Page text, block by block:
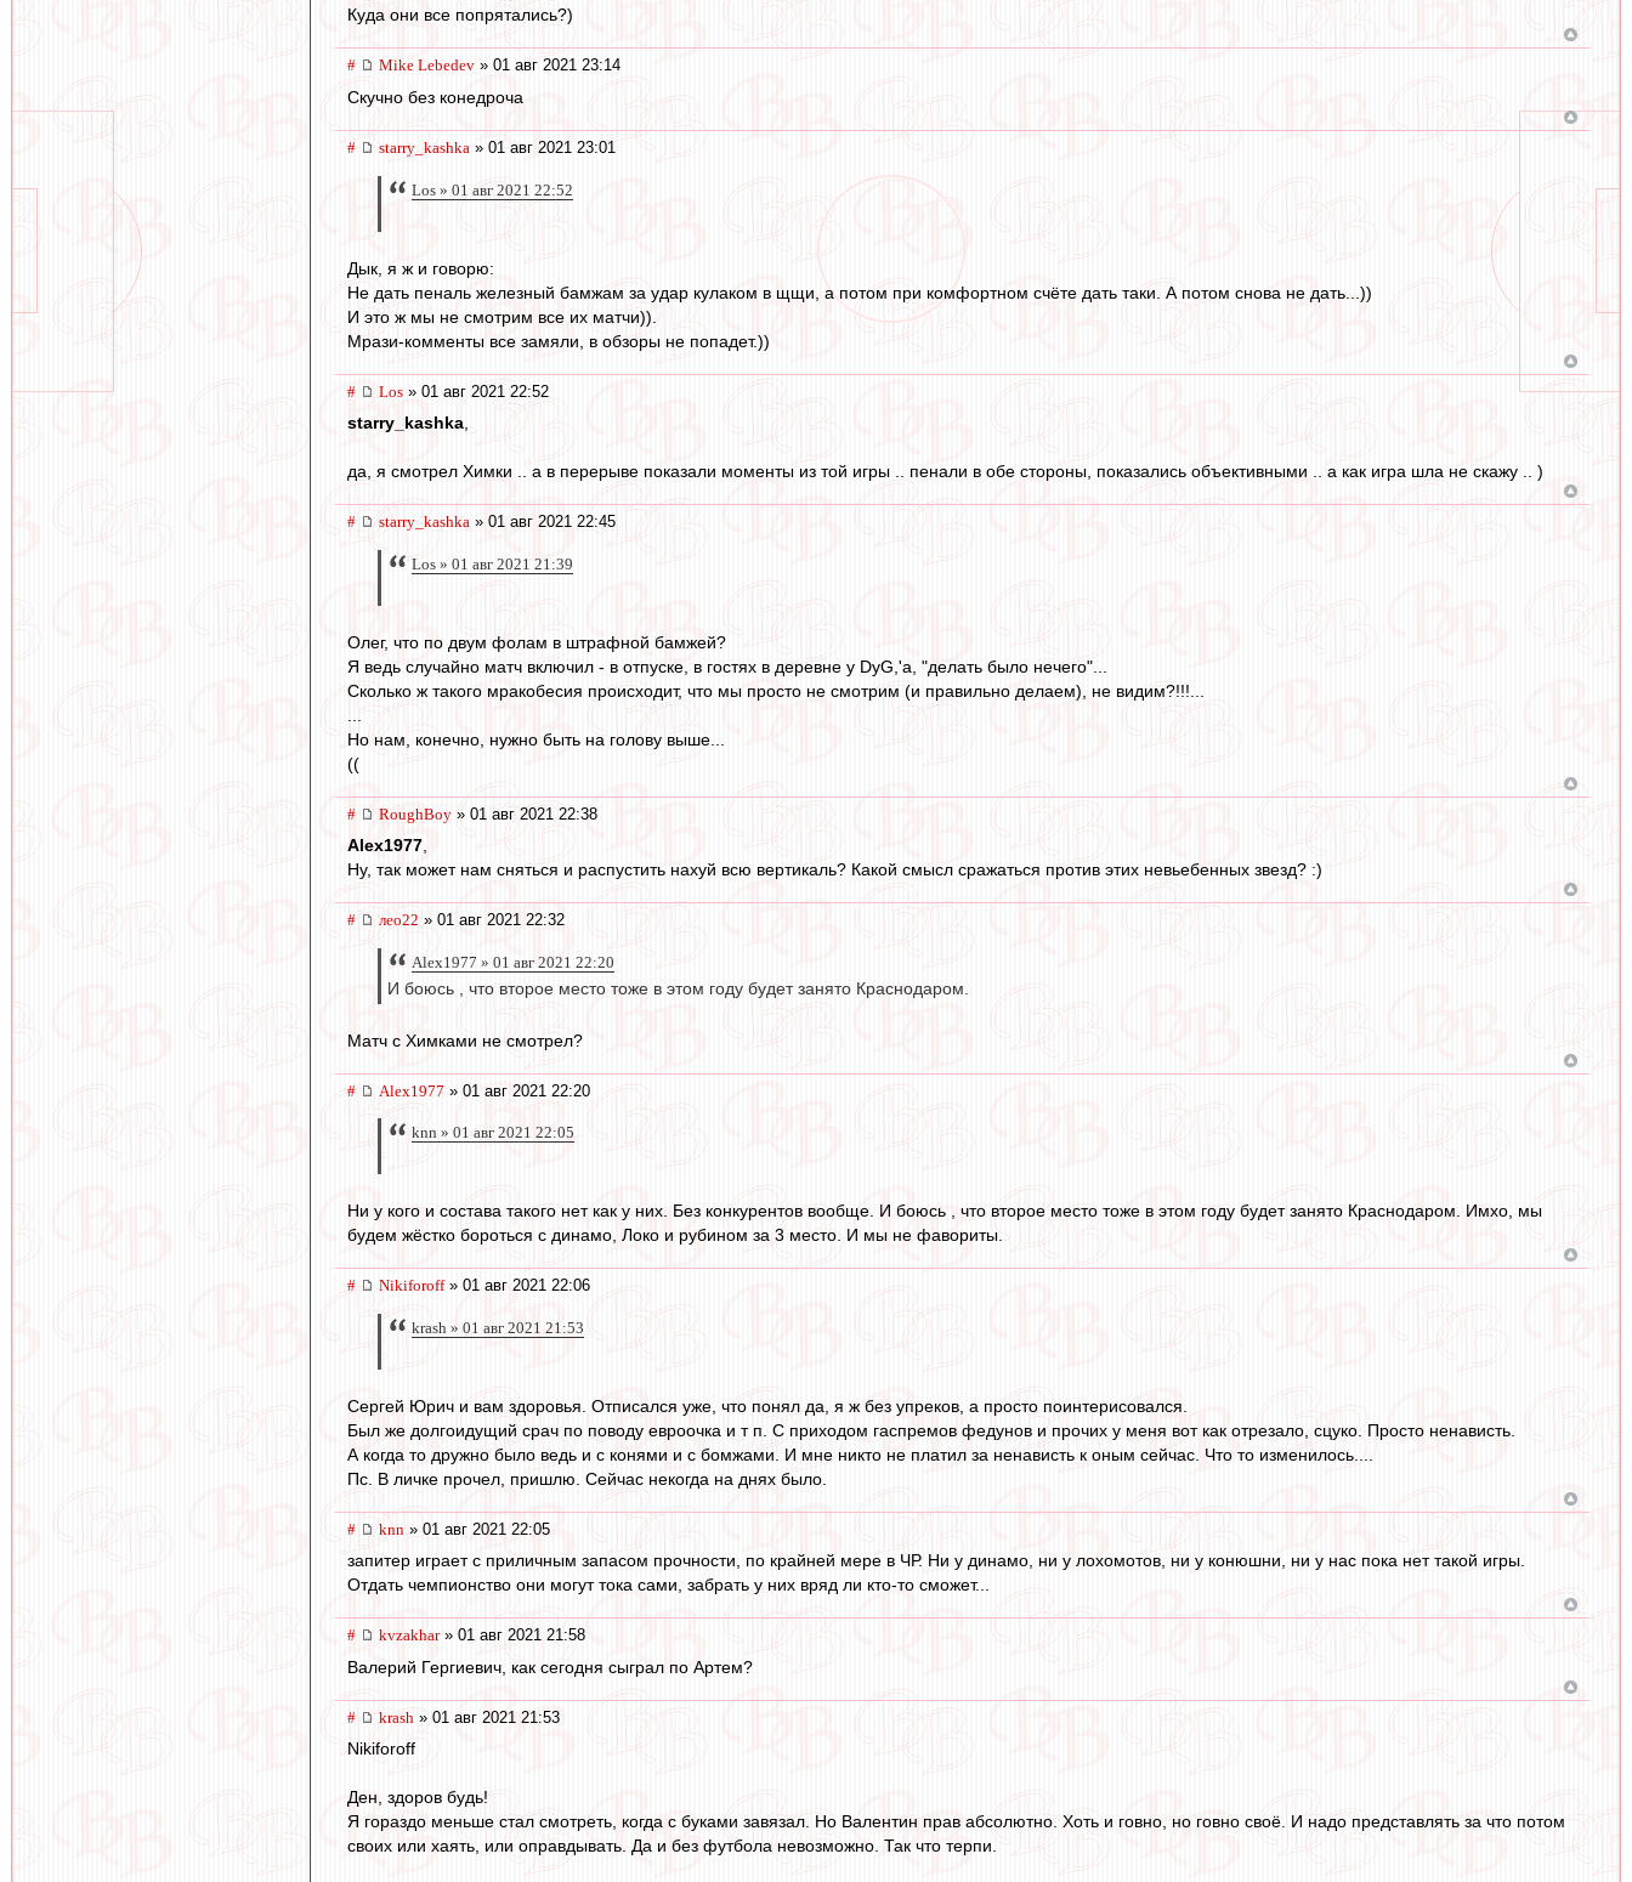
Куда они все попрятались?)
# Mike Lebedev » 01 авг 2021 23:14
Скучно без конедроча
# starry_kashka » 01 авг 2021 23:01
Los » 01 авг 2021 22:52
Дык, я ж и говорю:
Не дать пеналь железный бамжам за удар кулаком в щщи, а потом при комфортном счёте дать таки. А потом снова не дать...))
И это ж мы не смотрим все их матчи)).
Мрази-комменты все замяли, в обзоры не попадет.))
# Los » 01 авг 2021 22:52
starry_kashka
да, я смотрел Химки .. а в перерыве показали моменты из той игры .. пенали в обе стороны, показались объективными .. а как игра шла не скажу .. )
# starry_kashka » 01 авг 2021 22:45
Los » 01 авг 2021 21:39
Олег, что по двум фолам в штрафной бамжей?
Я ведь случайно матч включил - в отпуске, в гостях в деревне у DyG,'а, "делать было нечего"...
Сколько ж такого мракобесия происходит, что мы просто не смотрим (и правильно делаем), не видим?!!!...
Но нам, конечно, нужно быть на голову выше...
((
# RoughBoy » 01 авг 2021 22:38
Alex1977,
Ну, так может нам сняться и распустить нахуй всю вертикаль? Какой смысл сражаться против этих невьебенных звезд? :)
# лео22 » 01 авг 2021 22:32
Alex1977 » 01 авг 2021 22:20
И боюсь , что второе место тоже в этом году будет занято Краснодаром.
Матч с Химками не смотрел?
# Alex1977 » 01 авг 2021 22:20
knn » 01 авг 2021 22:05
Ни у кого и состава такого нет как у них. Без конкурентов вообще. И боюсь , что второе место тоже в этом году будет занято Краснодаром. Имхо, мы
будем жёстко бороться с динамо, Локо и рубином за 3 место. И мы не фавориты.
# Nikiforoff» 01 авг 2021 22:06
krash » 01 авг 2021 21:53
Сергей Юрич и вам здоровья. Отписался уже, что понял да, я ж без упреков, а просто поинтерисовался.
Был же долгоидущий срач по поводу евроочка и т п. С приходом гаспремов федунов и прочих у меня вот как отрезало, сцуко. Просто ненависть.
А когда то дружно было ведь и с конями и с бомжами. И мне никто не платил за ненависть к оным сейчас. Что то изменилось....
Пс. В личке прочел, пришлю. Сейчас некогда на днях было.
# knn » 01 авг 2021 22:05
запитер играет с приличным запасом прочности, по крайней мере в ЧР. Ни у динамо, ни у лохомотов, ни у конюшни, ни у нас пока нет такой игры.
Отдать чемпионство они могут тока сами, забрать у них вряд ли кто-то сможет...
# kvzakhar» 01 авг 2021 21:58
Валерий Гергиевич, как сегодня сыграл по Артем?
# krash » 01 авг 2021 21:53
Nikiforoff
Ден, здоров будь!
Я гораздо меньше стал смотреть, когда с буками завязал. Но Валентин прав абсолютно. Хоть и говно, но говно своё. И надо представлять за что потом
своих или хаять, или оправдывать. Да и без футбола невозможно. Так что терпи.